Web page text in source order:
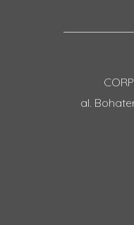
al.